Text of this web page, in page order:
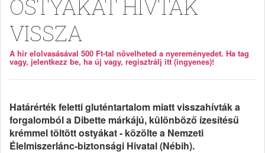
OSTYÁKAT HÍVTAK
VISSZA
A hír elolvasásával 500 Ft-tal növelheted a nyereményedet. Ha tag
vagy, jelentkezz be, ha új vagy, regisztrálj itt (ingyenes)!
Határérték feletti gluténtartalom miatt visszahívták a
forgalomból a Dibette márkájú, különböző ízesítésű
krémmel töltött ostyákat - közölte a Nemzeti
Élelmiszerlánc-biztonsági Hivatal (Nébih).